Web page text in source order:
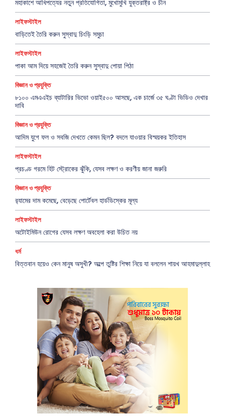
মহাকাশে আধিপত্যের নতুন প্রতিযোগিতা, মুখোমুখি যুক্তরাষ্ট্র ও চীন
লাইফস্টাইল
বাড়িতেই তৈরি করুন সুস্বাদু চিংড়ি সমুচা
লাইফস্টাইল
পাকা আম দিয়ে সহজেই তৈরি করুন সুস্বাদু পোয়া পিঠা
বিজ্ঞান ও প্রযুক্তি
৮১০০ এমএএইচ ব্যাটারির ভিভো ওয়াই৫০০ আসছে, এক চার্জে ৩৫ ঘণ্টা ভিডিও দেখার
দাবি
বিজ্ঞান ও প্রযুক্তি
আদিম যুগে ফল ও সবজি দেখতে কেমন ছিল? বদলে যাওয়ার বিস্ময়কর ইতিহাস
লাইফস্টাইল
প্রচণ্ড গরমে হিট স্ট্রোকের ঝুঁকি, যেসব লক্ষণ ও করণীয় জানা জরুরি
বিজ্ঞান ও প্রযুক্তি
র‍্যামের দাম কমেছে, বেড়েছে পোর্টেবল হার্ডডিস্কের মূল্য
লাইফস্টাইল
অটোইমিউন রোগের যেসব লক্ষণ অবহেলা করা উচিত নয়
ধর্ম
বিত্তবান হয়েও কেন মানুষ অসুখী? অল্পে তুষ্টির শিক্ষা নিয়ে যা বললেন শায়খ আহমাদুল্লাহ